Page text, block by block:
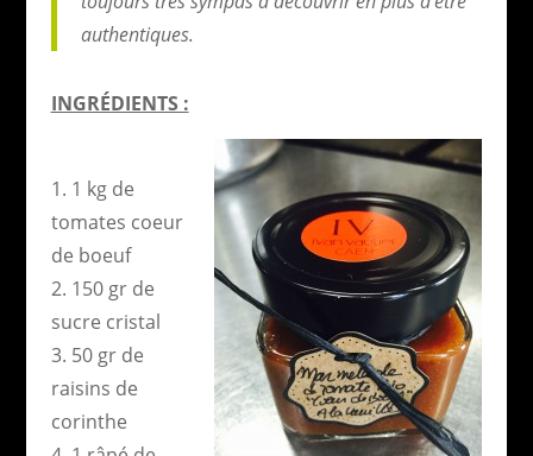
authentiques.
INGRÉDIENTS :
1. 1 kg de
tomates coeur
de boeuf
2. 150 gr de
sucre cristal
3. 50 gr de
raisins de
corinthe